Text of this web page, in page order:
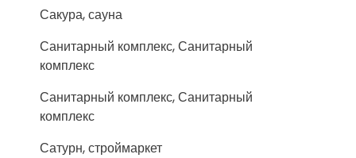
Сакура, сауна
Санитарный комплекс, Санитарный
комплекс
Санитарный комплекс, Санитарный
комплекс
Сатурн, строймаркет